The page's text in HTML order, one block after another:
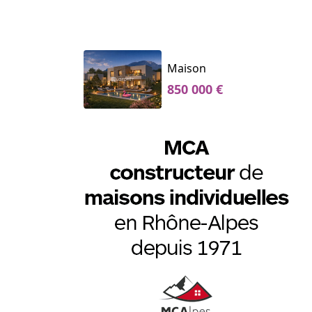
Maison
850 000 €